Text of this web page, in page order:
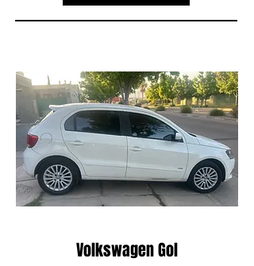
Volkswagen Gol